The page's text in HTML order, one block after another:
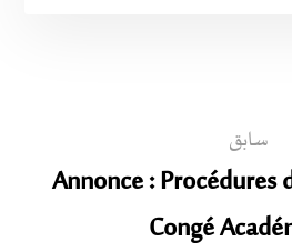
سابق
Annonce : Procédures
Congé